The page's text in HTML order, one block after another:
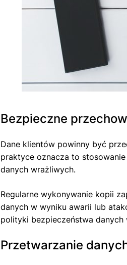
Bezpieczne
Dane klientów powinny być
praktyce oznacza to
danych wrażliwych.
Regularne wykonywanie kopii
danych w wyniku awarii lub
polityki bezpieczeństwa danych
Przetwarzanie